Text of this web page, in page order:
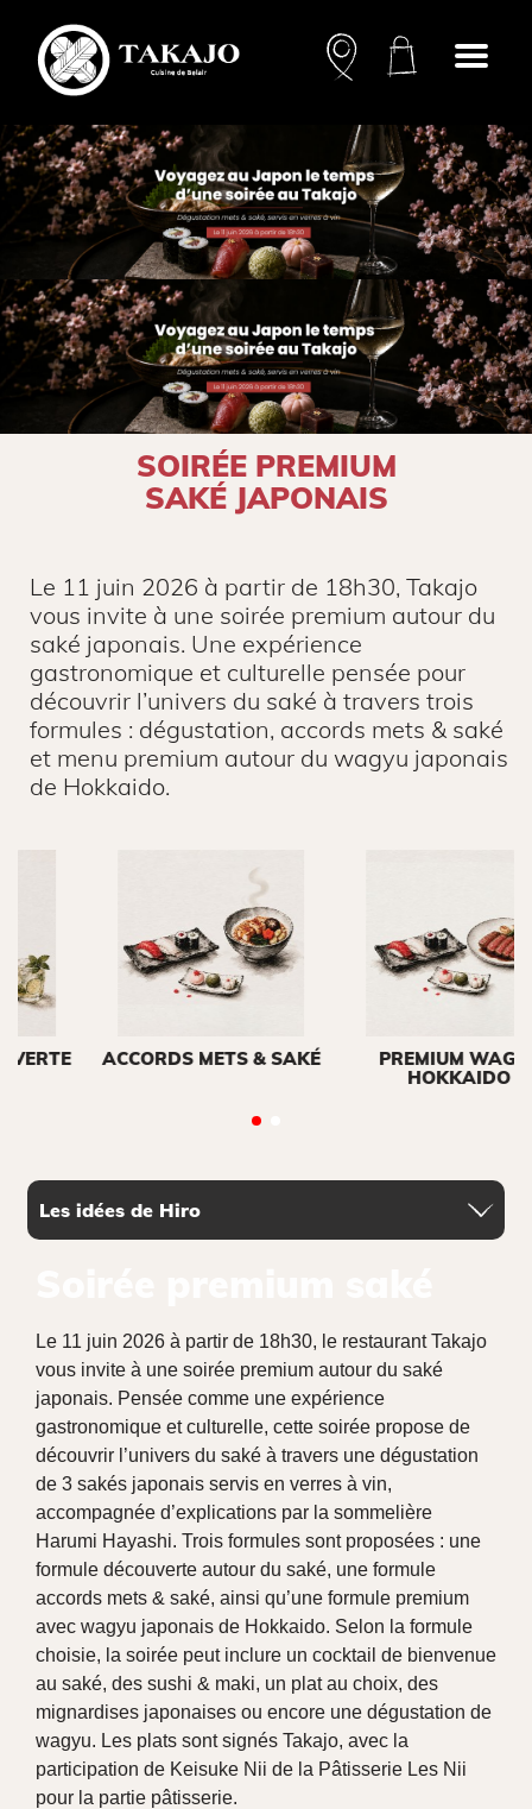
Open
SOIRÉE PREMIUM
SAKÉ JAPONAIS
Le 11 juin 2026 à partir de 18h30, Takajo
vous invite à une soirée premium autour du
saké japonais. Une expérience
gastronomique et culturelle pensée pour
découvrir l’univers du saké à travers trois
formules : dégustation, accords mets & saké
et menu premium autour du wagyu japonais
de Hokkaido.
ACCORDS METS & SAKÉ
PREMIUM WAGYU
HOKKAIDO
Le 11 juin 2026 à partir de 18h30, le restaurant Takajo
vous invite à une soirée premium autour du saké
japonais. Pensée comme une expérience
gastronomique et culturelle, cette soirée propose de
découvrir l’univers du saké à travers une dégustation
de 3 sakés japonais servis en verres à vin,
accompagnée d’explications par la sommelière
Harumi Hayashi. Trois formules sont proposées : une
formule découverte autour du saké, une formule
accords mets & saké, ainsi qu’une formule premium
avec wagyu japonais de Hokkaido. Selon la formule
choisie, la soirée peut inclure un cocktail de bienvenue
au saké, des sushi & maki, un plat au choix, des
mignardises japonaises ou encore une dégustation de
wagyu. Les plats sont signés Takajo, avec la
participation de Keisuke Nii de la Pâtisserie Les Nii
pour la partie pâtisserie.